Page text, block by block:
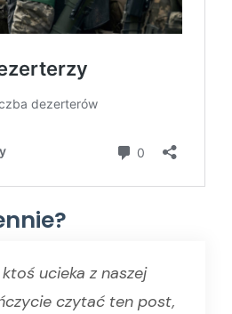
ucieka z naszej
czytać ten post,